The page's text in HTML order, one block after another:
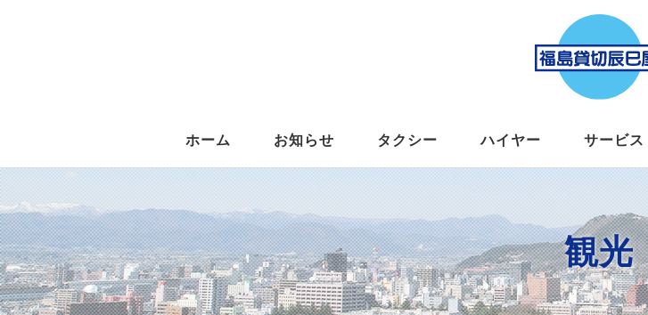
ホーム お知らせ タクシー ハイヤー サービス
観光